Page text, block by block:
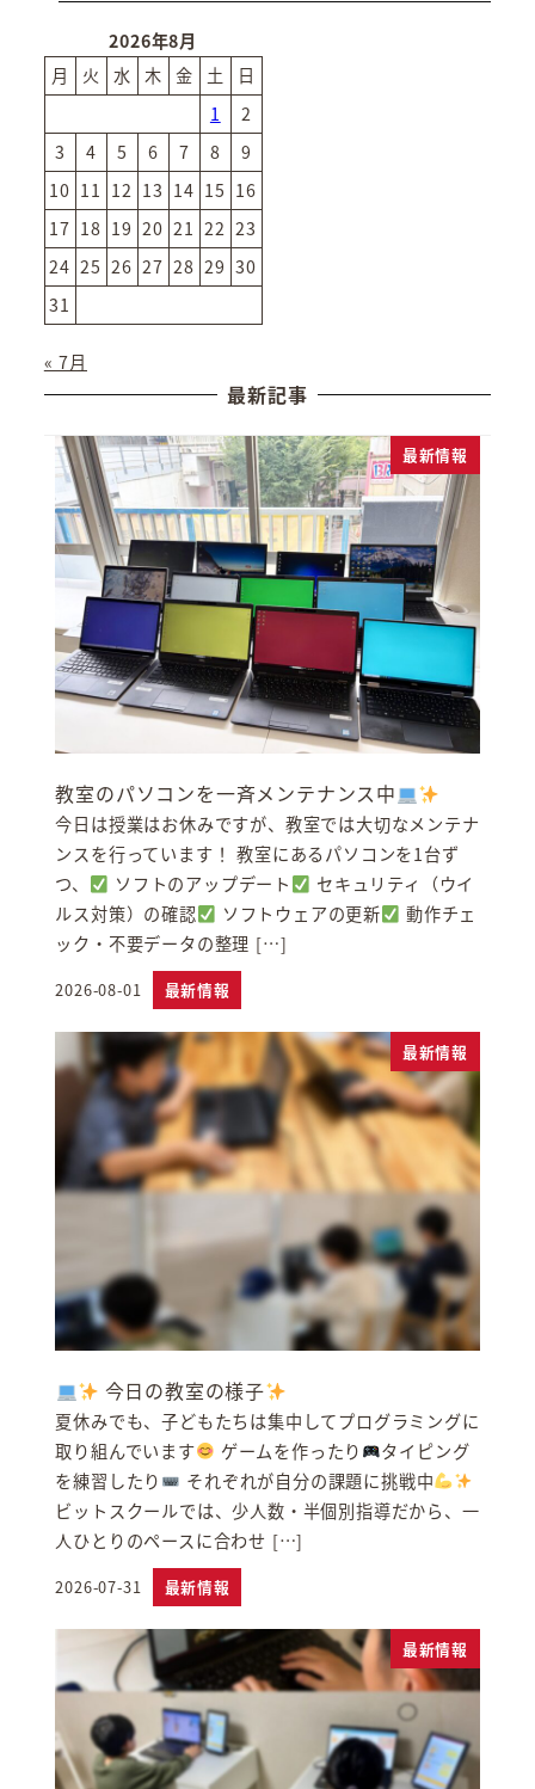
2026年8月
月
火 水 木 金 土
日
1
2
3
4 5 6 7 8
9
10 11 12 13 14 15 16
17 18 19 20 21 22 23
24 25 26 27 28 29 30
31
« 7月
最新記事
最新情報
教室のパソコンを一斉メンテナンス中
今日は授業はお休みですが、教室では大切なメンテナ
ンスを行っています！ 教室にあるパソコンを1台ず
つ、
ソフトのアップデート
セキュリティ（ウイ
ルス対策）の確認
ソフトウェアの更新
動作チェ
ック・不要データの整理 […]
投稿日
2026-08-01 最新情報
最新情報
今日の教室の様子
夏休みでも、子どもたちは集中してプログラミングに
取り組んでいます
ゲームを作ったり
タイピング
を練習したり
それぞれが自分の課題に挑戦中
ビットスクールでは、少人数・半個別指導だから、一
人ひとりのペースに合わせ […]
投稿日
2026-07-31 最新情報
最新情報